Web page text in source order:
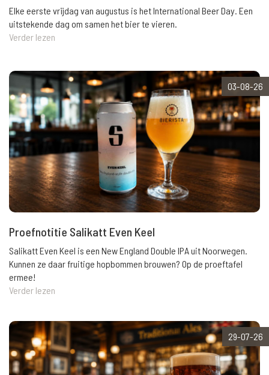
Elke eerste vrijdag van augustus is het International Beer Day. Een
uitstekende dag om samen het bier te vieren.
Verder lezen
03-08-26
Proefnotitie Salikatt Even Keel
Salikatt Even Keel is een New England Double IPA uit Noorwegen.
Kunnen ze daar fruitige hopbommen brouwen? Op de proeftafel
ermee!
Verder lezen
29-07-26